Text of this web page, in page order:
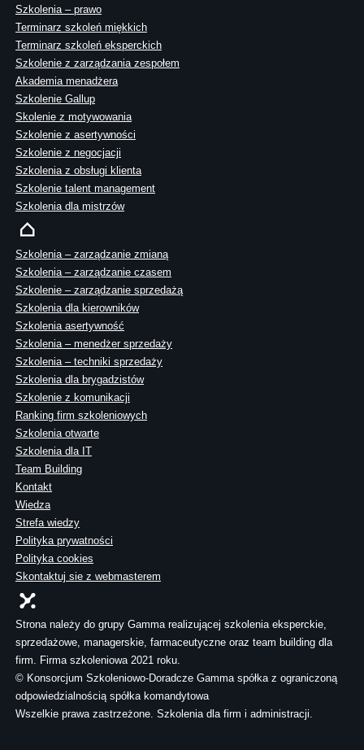
Szkolenia – prawo
Terminarz szkoleń miękkich
Terminarz szkoleń eksperckich
Szkolenie z zarządzania zespołem
Akademia menadżera
Szkolenie Gallup
Skolenie z motywowania
Szkolenie z asertywności
Szkolenie z negocjacji
Szkolenia z obsługi klienta
Szkolenie talent management
Szkolenia dla mistrzów
Szkolenia – zarządzanie zmianą
Szkolenia – zarządzanie czasem
Szkolenie – zarządzanie sprzedażą
Szkolenia dla kierowników
Szkolenia asertywność
Szkolenia – menedżer sprzedaży
Szkolenia – techniki sprzedaży
Szkolenia dla brygadzistów
Szkolenie z komunikacji
Ranking firm szkoleniowych
Szkolenia otwarte
Szkolenia dla IT
Team Building
Kontakt
Wiedza
Strefa wiedzy
Polityka prywatności
Polityka cookies
Skontaktuj sie z webmasterem
Strona należy do grupy Gamma realizującej szkolenia eksperckie,
sprzedażowe, managerskie, farmaceutyczne oraz team building dla
firm. Firma szkoleniowa 2021 roku.
© Konsorcjum Szkoleniowo-Doradcze Gamma spółka z ograniczoną
odpowiedzialnością spółka komandytowa
Wszelkie prawa zastrzeżone. Szkolenia dla firm i administracji.